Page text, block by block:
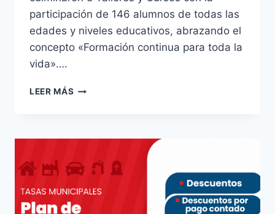
participación de 146 alumnos de todas las
edades y niveles educativos, abrazando el
concepto «Formación continua para toda la
vida»….
LEER MÁS